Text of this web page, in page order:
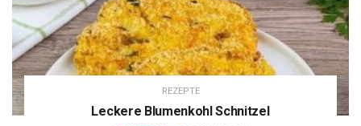
REZEPTE
Leckere Blumenkohl Schnitzel